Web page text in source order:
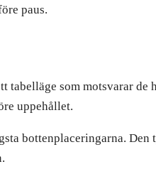
paus.
tabelläge som motsvarar de
uppehållet.
bottenplaceringarna. Den